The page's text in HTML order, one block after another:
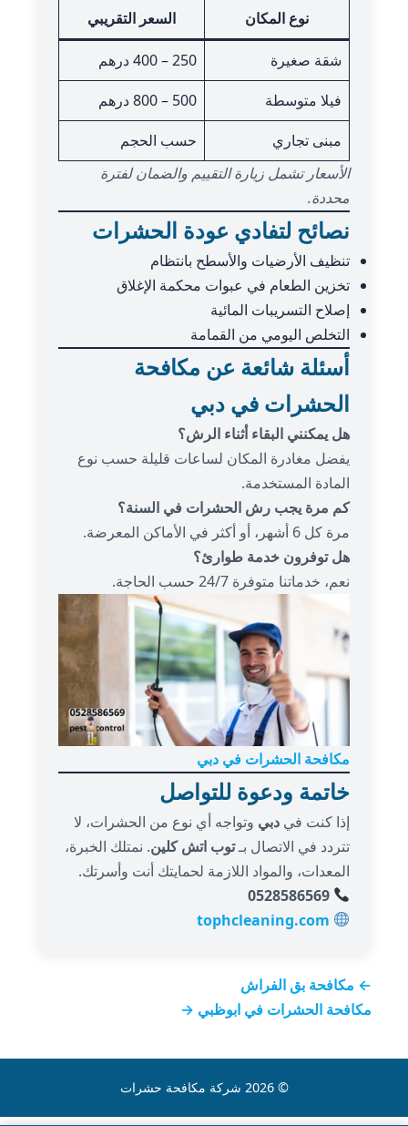
نوع المكان السعر التقريبي
شقة صغيرة
250 – 400 درهم
فيلا متوسطة
500 – 800 درهم
مبنى تجاري
حسب الحجم
الأسعار تشمل زيارة التقييم والضمان لفترة
محددة.
نصائح لتفادي عودة الحشرات
تنظيف الأرضيات والأسطح بانتظام
تخزين الطعام في عبوات محكمة الإغلاق
إصلاح التسريبات المائية
التخلص اليومي من القمامة
أسئلة شائعة عن مكافحة
الحشرات في دبي
هل يمكنني البقاء أثناء الرش؟
يفضل مغادرة المكان لساعات قليلة حسب نوع
المادة المستخدمة.
كم مرة يجب رش الحشرات في السنة؟
مرة كل 6 أشهر، أو أكثر في الأماكن المعرضة.
هل توفرون خدمة طوارئ؟
نعم، خدماتنا متوفرة 24/7 حسب الحاجة.
مكافحة الحشرات في دبي
خاتمة ودعوة للتواصل
إذا كنت في دبي وتواجه أي نوع من الحشرات، لا
تتردد في الاتصال بـتوب اتش كلين. نمتلك الخبرة،
المعدات، والمواد اللازمة لحمايتك أنت وأسرتك.
0528586569
tophcleaning.com
← مكافحة بق الفراش
مكافحة الحشرات في ابوظبي →
© 2026 شركة مكافحة حشرات